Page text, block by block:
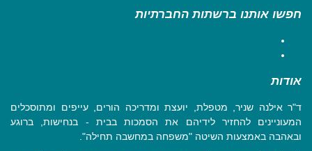
חפשו אותנו ברשתות החברתיות
Facebook
YouTube
אודות
ד"ר אילנה שניר, מטפלת, יועצת ומדריכה הורים, עייפים ומתוסכלים
המעוניינים להחזיר לידיהם את הסמכות בבית - בנחישות, ברוגע
ובאהבה באמצעות השיטה "משפחה במחשבה תחילה".